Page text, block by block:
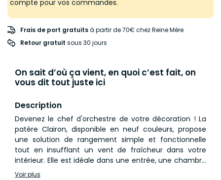
compte pour vos commandes.
Frais de port gratuitsà partir de 70€ chez Reine Mère
Retour gratuit sous 30 jours
On sait d’où ça vient, en quoi c’est fait, on
vous dit tout juste ici
Description
Devenez le chef d'orchestre de votre décoration ! La
patère Clairon, disponible en neuf couleurs, propose
une solution de rangement simple et fonctionnelle
tout en insufflant un vent de fraîcheur dans votre
intérieur. Elle est idéale dans une entrée, une chambre
ou une pièce de vie.
Voir plus